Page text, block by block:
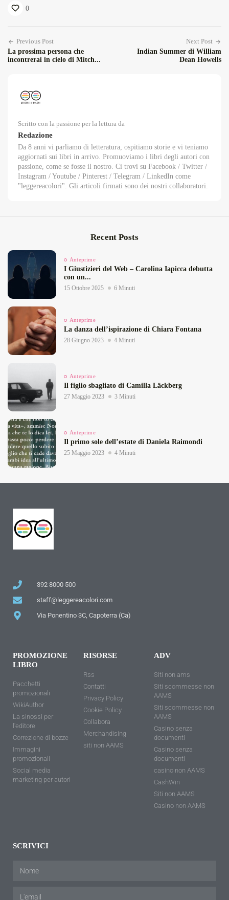
0
Previous Post
La prossima persona che
incontrerai in cielo di Mitch...
Next Post
Indian Summer di William
Dean Howells
Scritto con la passione per la lettura da
Redazione
Da 8 anni vi parliamo di letteratura, ospitiamo storie e vi teniamo
aggiornati sui libri in arrivo. Promuoviamo i libri degli autori con
passione, come se fosse il nostro. Ci trovi su Facebook / Twitter /
Instagram / Youtube / Pinterest / Telegram / LinkedIn come
"leggereacolori". Gli articoli firmati sono dei nostri collaboratori.
Recent Posts
Anteprime
I Giustizieri del Web – Carolina Iapicca debutta
con un...
15 Ottobre 2025 6 Minuti
Anteprime
La danza dell’ispirazione di Chiara Fontana
28 Giugno 2023 4 Minuti
Anteprime
Il figlio sbagliato di Camilla Läckberg
27 Maggio 2023 3 Minuti
Anteprime
Il primo sole dell’estate di Daniela Raimondi
25 Maggio 2023 4 Minuti
392 8000 500
staff@leggereacolori.com
Via Ponentino 3C, Capoterra (Ca)
PROMOZIONE
LIBRO
Pacchetti
promozionali
WikiAuthor
La sinossi per
l'editore
Correzione di bozze
Immagini
promozionali
Social media
marketing per autori
RISORSE
Rss
Contatti
Privacy Policy
Cookie Policy
Collabora
Merchandising
siti non AAMS
ADV
Siti non ams
Siti scommesse non
AAMS
Siti scommesse non
AAMS
Casino senza
documenti
Casino senza
documenti
casino non AAMS
CashWin
Siti non AAMS
Casino non AAMS
SCRIVICI